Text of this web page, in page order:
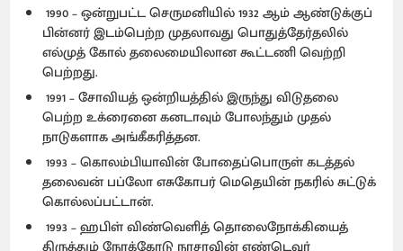
1990 – ஒன்றுபட்ட செருமனியில் 1932 ஆம் ஆண்டுக்குப்
பின்னர் இடம்பெற்ற முதலாவது பொதுத்தேர்தலில்
எல்முத் கோல் தலைமையிலான கூட்டணி வெற்றி
பெற்றது.
1991 – சோவியத் ஒன்றியத்தில் இருந்து விடுதலை
பெற்ற உக்ரைனை கனடாவும் போலந்தும் முதல்
நாடுகளாக அங்கீகரித்தன.
1993 – கொலம்பியாவின் போதைப்பொருள் கடத்தல்
தலைவன் பப்லோ எசுகோபர் மெதெயின் நகரில் சுட்டுக்
கொல்லப்பட்டான்.
1993 – ஹபிள் விண்வெளித் தொலைநோக்கியைத்